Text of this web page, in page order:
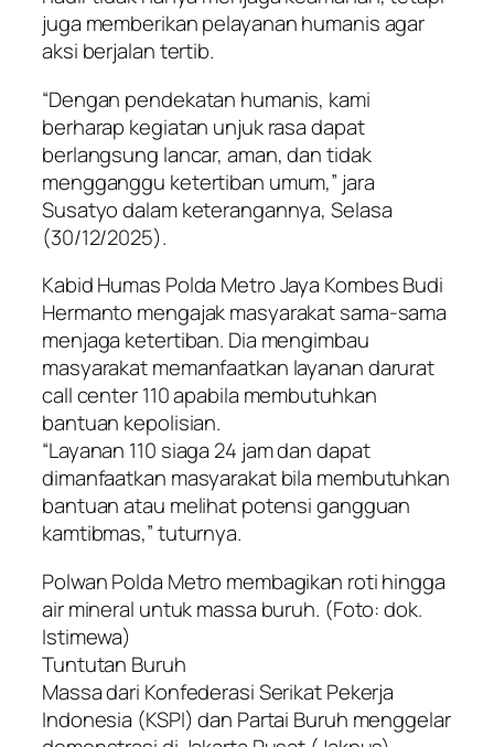
juga memberikan pelayanan humanis agar
aksi berjalan tertib.
“Dengan pendekatan humanis, kami
berharap kegiatan unjuk rasa dapat
berlangsung lancar, aman, dan tidak
mengganggu ketertiban umum,” jara
Susatyo dalam keterangannya, Selasa
(30/12/2025).
Kabid Humas Polda Metro Jaya Kombes Budi
Hermanto mengajak masyarakat sama-sama
menjaga ketertiban. Dia mengimbau
masyarakat memanfaatkan layanan darurat
call center 110 apabila membutuhkan
bantuan kepolisian.
“Layanan 110 siaga 24 jam dan dapat
dimanfaatkan masyarakat bila membutuhkan
bantuan atau melihat potensi gangguan
kamtibmas,” tuturnya.
Polwan Polda Metro membagikan roti hingga
air mineral untuk massa buruh. (Foto: dok.
Istimewa)
Tuntutan Buruh
Massa dari Konfederasi Serikat Pekerja
Indonesia (KSPI) dan Partai Buruh menggelar